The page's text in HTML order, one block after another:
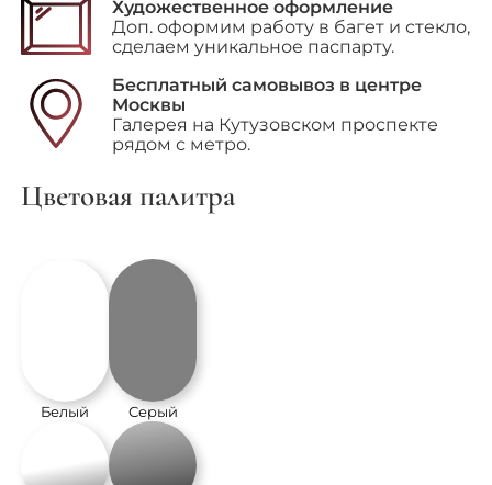
Художественное оформление
Доп. оформим работу в багет и стекло,
сделаем уникальное паспарту.
Бесплатный самовывоз в центре
Москвы
Галерея на Кутузовском проспекте
рядом с метро.
Цветовая палитра
Белый Серый